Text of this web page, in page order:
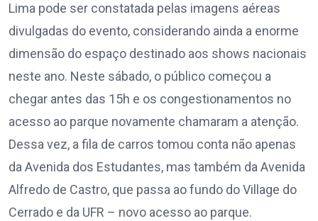
Lima pode ser constatada pelas imagens aéreas
divulgadas do evento, considerando ainda a enorme
dimensão do espaço destinado aos shows nacionais
neste ano. Neste sábado, o público começou a
chegar antes das 15h e os congestionamentos no
acesso ao parque novamente chamaram a atenção.
Dessa vez, a fila de carros tomou conta não apenas
da Avenida dos Estudantes, mas também da Avenida
Alfredo de Castro, que passa ao fundo do Village do
Cerrado e da UFR – novo acesso ao parque.